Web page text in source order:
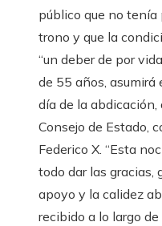
público que no tenía
trono y que la
“un deber de por
de 55 años, asumirá
día de la abdicación,
Consejo de Estado,
Federico X. “Esta
todo dar las gracias,
apoyo y la calidez
recibido a lo largo de